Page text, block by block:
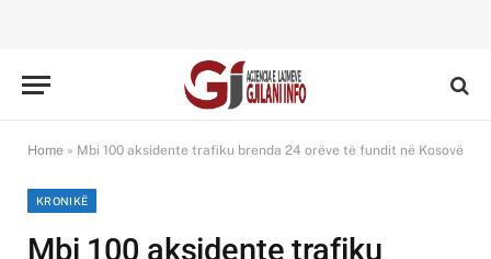
Home » Mbi 100 aksidente trafiku brenda 24 orëve të fundit në Kosovë
KRONIKË
Mbi 100 aksidente trafiku